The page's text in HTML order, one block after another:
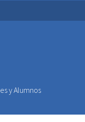
y Alumnos